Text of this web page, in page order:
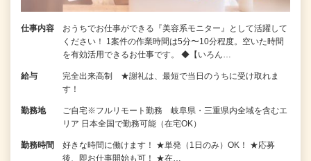
仕事内容
おうちでお仕事ができる『美容系モニター』として活躍して
ください！ 1案件の作業時間は5分〜10分程度。空いた時間
を有効活用できるお仕事です。 ◆【いろん…
給与
完全出来高制 ★謝礼は、最短で当日のうちに受け取れま
す！
勤務地
ご自宅※フルリモート勤務 岐阜県・三重県内全域を含むエ
リア 日本全国で勤務可能（在宅OK）
勤務時間
好きな時間に働けます！ ★単発（1日のみ）OK！ ★応募
後、即お仕事開始も可！ ★在…